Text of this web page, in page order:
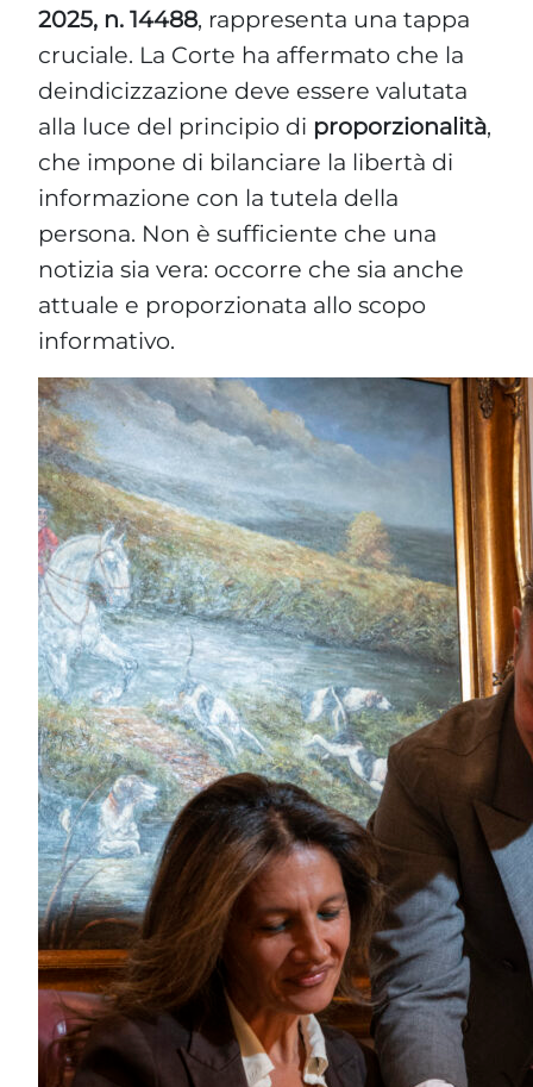
2025, n. 14488, rappresenta una tappa
cruciale. La Corte ha affermato che la
deindicizzazione deve essere valutata
alla luce del principio di proporzionalità,
che impone di bilanciare la libertà di
informazione con la tutela della
persona. Non è sufficiente che una
notizia sia vera: occorre che sia anche
attuale e proporzionata allo scopo
informativo.